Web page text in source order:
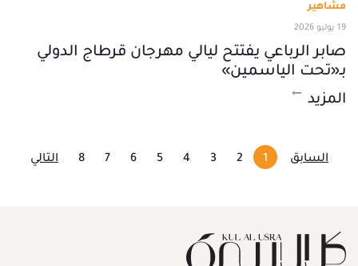
مشاهير
19 يوليو 2026
صابر الرباعي يفتتح ليالي مهرجان قرطاج الدولي
بـ«تحت الياسمين»
المزيد
السابق 1
2
3
4
5
6
7
8 التالي